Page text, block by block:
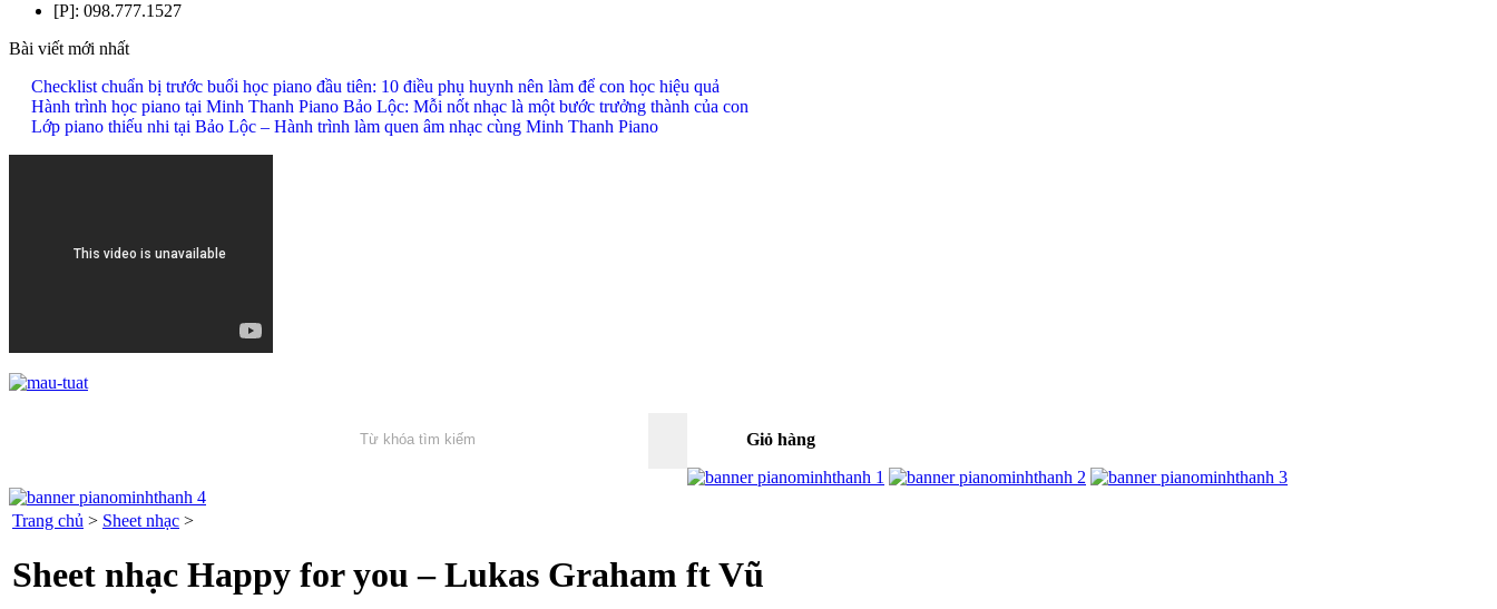
[P]: 098.777.1527
Bài viết mới nhất
Checklist chuẩn bị trước buổi học piano đầu tiên: 10 điều phụ huynh nên làm để con học hiệu quả
Hành trình học piano tại Minh Thanh Piano Bảo Lộc: Mỗi nốt nhạc là một bước trưởng thành của con
Lớp piano thiếu nhi tại Bảo Lộc – Hành trình làm quen âm nhạc cùng Minh Thanh Piano
Giỏ hàng
Trang chủ > Sheet nhạc >
Sheet nhạc Happy for you – Lukas Graham ft Vũ